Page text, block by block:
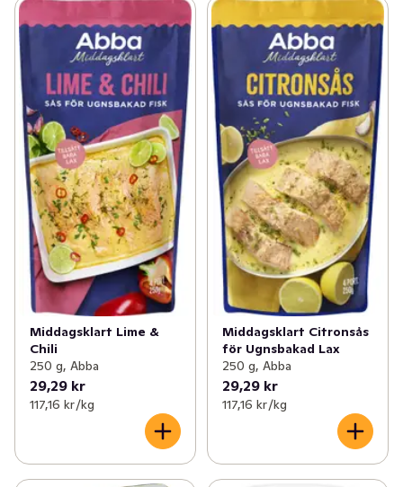
Middagsklart Lime &
Chili
250 g, Abba
29,29 kr
117,16 kr /kg
Middagsklart Citronsås
för Ugnsbakad Lax
250 g, Abba
29,29 kr
117,16 kr /kg